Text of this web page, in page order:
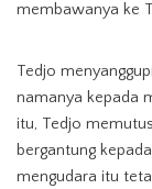
membawanya ke
Tedjo
namanya kepada
itu, Tedjo
bergantung
mengudara itu